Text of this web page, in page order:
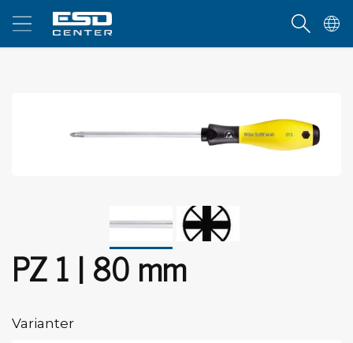
PZ 1 | 80 mm
Varianter